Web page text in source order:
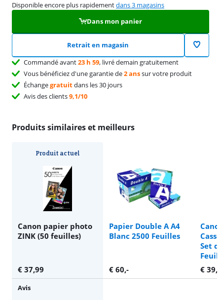
Disponible encore plus rapidementdans 3 magasins
Dans mon panier
Retrait en magasin
Commandé avant23 h 59, livré demain gratuitement
Vous bénéficiez d'une garantie de2 anssur votre produit
Échangegratuitdans les 30 jours
Avis des clients9,1/10
Produits similaires et meilleurs
Produit actuel
Canon papier photo
ZINK (50 feuilles)
Papier Double A A4
Blanc 2500 Feuilles
Set
€ 37,99 € 60,- €
Avis